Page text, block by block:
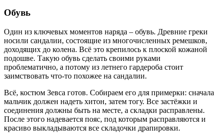
Обувь
Один из ключевых моментов наряда – обувь. Древние греки
носили сандалии, состоящие из многочисленных ремешков,
доходящих до колена. Всё это крепилось к плоской кожаной
подошве. Такую обувь сделать своими руками
проблематично, а потому из летнего гардероба стоит
заимствовать что-то похожее на сандалии.
Всё, костюм Зевса готов. Собираем его для примерки: сначала
мальчик должен надеть хитон, затем тогу. Все застёжки и
соединения должны быть на месте, а складки расправлены.
После этого надевается пояс, под которым расправляются и
красиво выкладываются все складочки драпировки.